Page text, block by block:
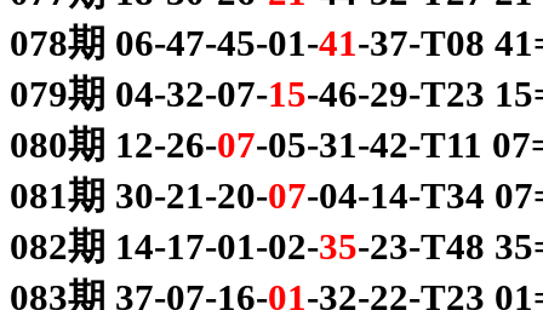
078期 06-47-45-01-41-37-T08
079期 04-32-07-15-46-29-T23
080期 12-26-07-05-31-42-T11
081期 30-21-20-07-04-14-T34
082期 14-17-01-02-35-23-T48
083期 37-07-16-01-32-22-T23